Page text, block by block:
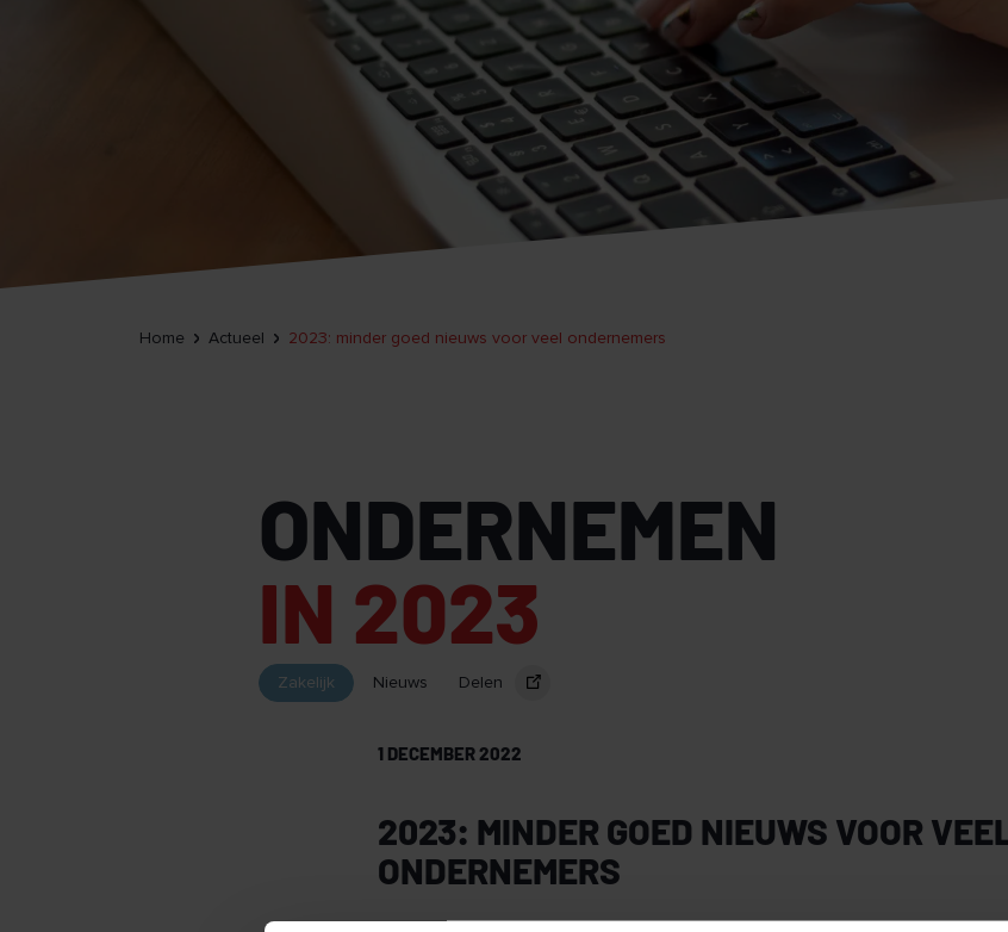
Home Actueel 2023: minder goed nieuws voor veel ondernemers
ONDERNEMEN
IN 2023
Zakelijk Nieuws Delen
1 DECEMBER 2022
2023: MINDER GOED NIEUWS VOOR
ONDERNEMERS